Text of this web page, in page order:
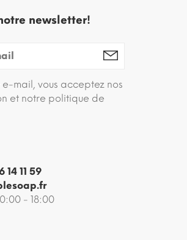
newsletter!
mail, vous acceptez nos
et notre politique de
14 11 59
- 18:00